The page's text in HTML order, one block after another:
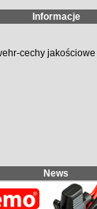
Informacje
cechy jakościowe
News